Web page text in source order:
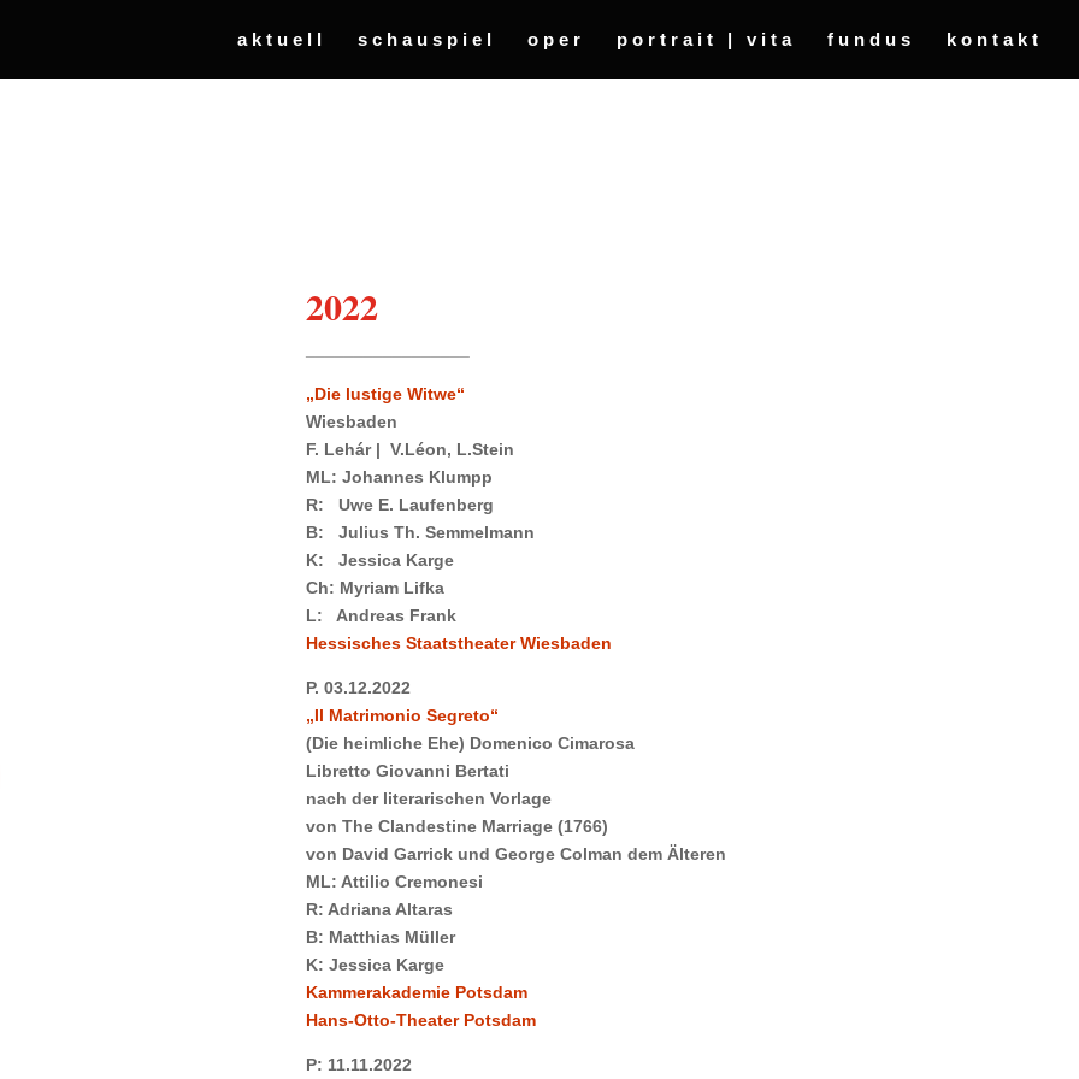
aktuell schauspiel oper portrait | vita fundus kontakt
2022
„Die lustige Witwe“
Wiesbaden
F. Lehár | V.Léon, L.Stein
ML: Johannes Klumpp
R: Uwe E. Laufenberg
B: Julius Th. Semmelmann
K: Jessica Karge
Ch: Myriam Lifka
L: Andreas Frank
Hessisches Staatstheater Wiesbaden
P. 03.12.2022
„Il Matrimonio Segreto“
(Die heimliche Ehe) Domenico Cimarosa
Libretto Giovanni Bertati
nach der literarischen Vorlage
von The Clandestine Marriage (1766)
von David Garrick und George Colman dem Älteren
ML: Attilio Cremonesi
R: Adriana Altaras
B: Matthias Müller
K: Jessica Karge
Kammerakademie Potsdam
Hans-Otto-Theater Potsdam
P: 11.11.2022